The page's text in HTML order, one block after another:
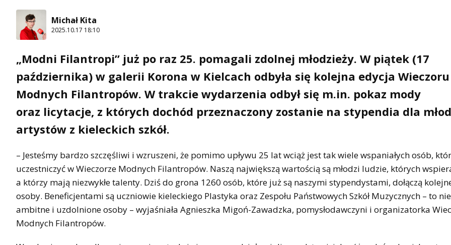
Michał Kita
2025.10.17 18:10
„Modni Filantropi” już po raz 25. pomagali zdolnej młodzieży. W piątek (17
października) w galerii Korona w Kielcach odbyła się kolejna edycja Wieczoru
Modnych Filantropów. W trakcie wydarzenia odbył się m.in. pokaz mody
oraz licytacje, z których dochód przeznaczony zostanie na stypendia dla
artystów z kieleckich szkół.
– Jesteśmy bardzo szczęśliwi i wzruszeni, że pomimo upływu 25 lat wciąż jest tak wiele wspaniałych osób,
uczestniczyć w Wieczorze Modnych Filantropów. Naszą największą wartością są młodzi ludzie, których
a którzy mają niezwykłe talenty. Dziś do grona 1260 osób, które już są naszymi stypendystami, dołączą
osoby. Beneficjentami są uczniowie kieleckiego Plastyka oraz Zespołu Państwowych Szkół Muzycznych – to
ambitne i uzdolnione osoby – wyjaśniała Agnieszka Migoń-Zawadzka, pomysłodawczyni i organizatorka
Modnych Filantropów.